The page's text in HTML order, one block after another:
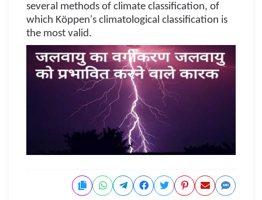
several methods of climate classification, of
which Köppen's climatological classification is
the most valid.